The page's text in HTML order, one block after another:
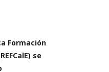
Formación
se